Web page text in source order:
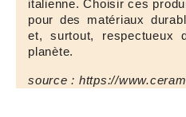
italienne. Choisir ces
pour des matériaux
et, surtout, respectueux
planète.
source : https://